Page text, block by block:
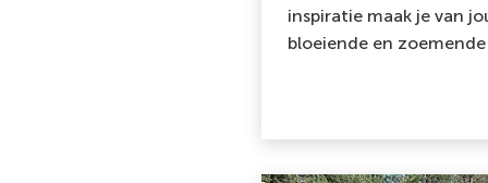
inspiratie maak je van
bloeiende en